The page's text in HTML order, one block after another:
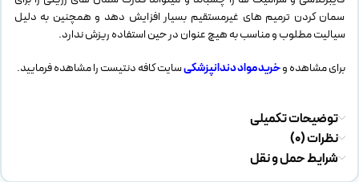
سمان کردن ترمیم های غیرمستقیم بسیار افزایش دهد و همچنین به دلیل
سیالیت مطلوب و مناسب به هیچ عنوان در حین استفاده ریزش ندارد.
برای مشاهده وخرید مواد دندانپزشکیسایت کافه دنتیست را مشاهده فرمایید.
توضیحات تکمیلی
نظرات (0)
شرایط حمل و نقل